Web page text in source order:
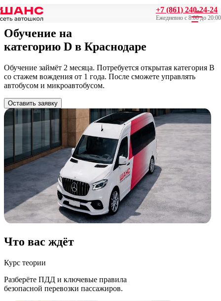
+7 (861) 240-24-24
Ежедневно с 8:00 до 20:00
Главная/Категория D
Обучение на
категорию D в Краснодаре
Обучение займёт 2 месяца. Потребуется открытая категория В
со стажем вождения от 1 года. После сможете управлять
автобусом и микроавтобусом.
Оставить заявку
Что вас ждёт
Курс теории
Разберёте ПДД и ключевые правила
безопасной перевозки пассажиров.